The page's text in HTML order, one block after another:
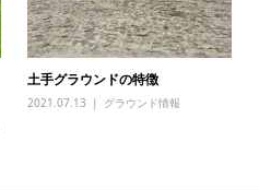
土手グラウンドの特徴
2021.07.13 グラウンド情報